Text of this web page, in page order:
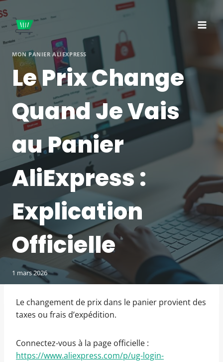
au
contenu
MON PANIER ALIEXPRESS
Le Prix Change
Quand Je Vais
au Panier
AliExpress :
Explication
Officielle
1 mars 2026
Le changement de prix dans le panier provient des
taxes ou frais d’expédition.
Connectez-vous à la page officielle :
https://www.aliexpress.com/p/ug-login-